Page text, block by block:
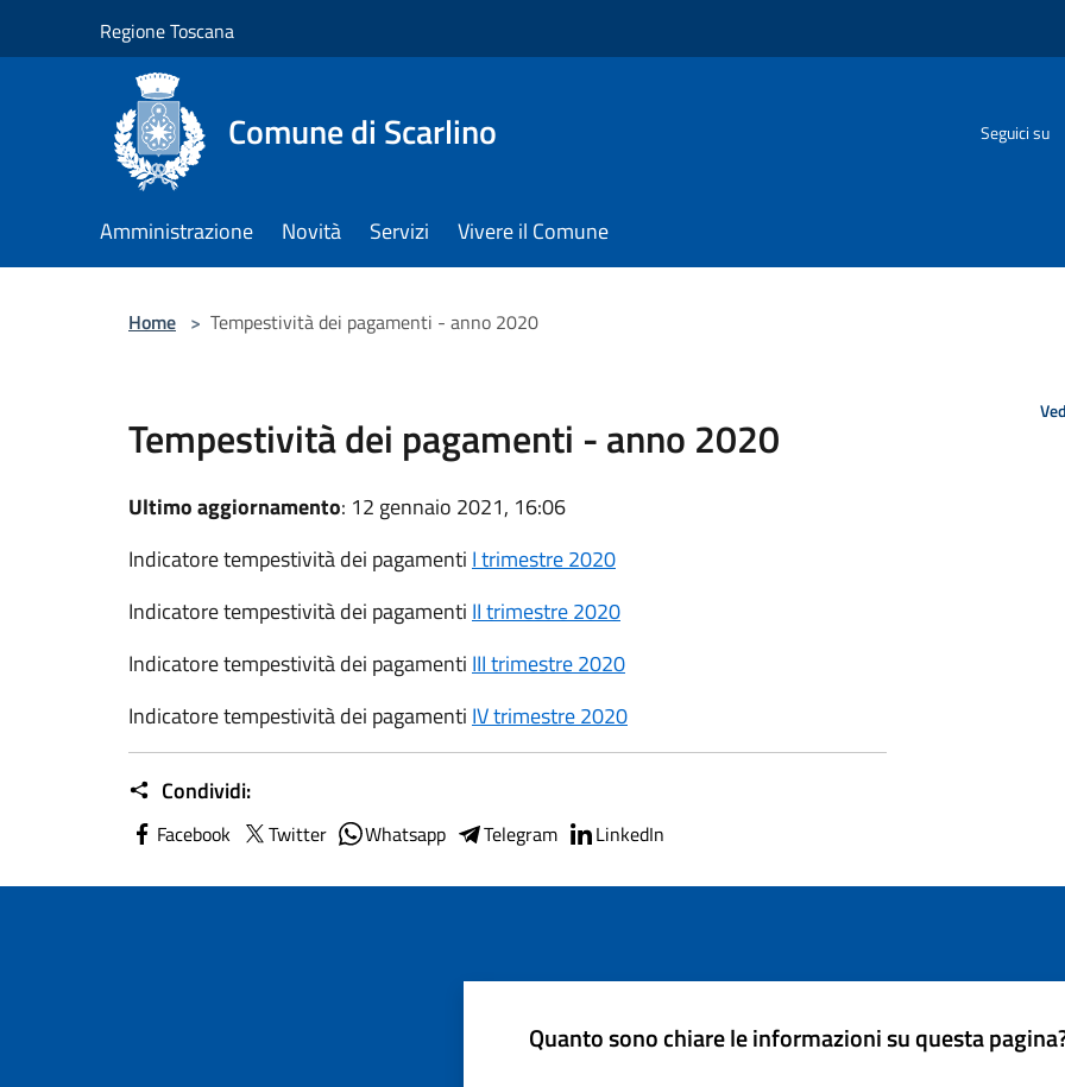
Regione Toscana
Comune di Scarlino Seguici su
Amministrazione Novità Servizi Vivere il Comune
Home > Tempestività dei pagamenti - anno 2020
Tempestività dei pagamenti - anno 2020
Ultimo aggiornamento: 12 gennaio 2021, 16:06
Indicatore tempestività dei pagamenti I trimestre 2020
Indicatore tempestività dei pagamenti II trimestre 2020
Indicatore tempestività dei pagamenti III trimestre 2020
Indicatore tempestività dei pagamenti IV trimestre 2020
Condividi:
Facebook Twitter Whatsapp Telegram LinkedIn
Quanto sono chiare le informazioni su questa